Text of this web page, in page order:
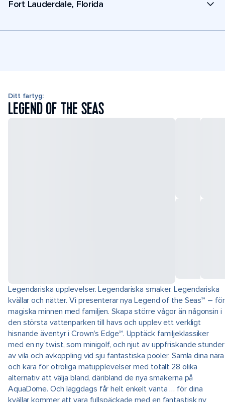
Fort Lauderdale, Florida
Ditt fartyg:
LEGEND OF THE SEAS
Legendariska upplevelser. Legendariska smaker. Legendariska
kvällar och nätter. Vi presenterar nya Legend of the Seas℠ – för
magiska minnen med familjen. Skapa större vågor än någonsin i
den största vattenparken till havs och upplev ett verkligt
hisnande äventyr i Crown’s Edge℠. Upptäck familjeklassiker
med en ny twist, som minigolf, och njut av uppfriskande stunder
av vila och avkoppling vid sju fantastiska pooler. Samla dina nära
och kära för otroliga matupplevelser med totalt 28 olika
alternativ att välja bland, däribland de nya smakerna på
AquaDome. Och läggdags får helt enkelt vänta … för dina
kvällar kommer att vara fullspäckade med en fantastisk ny